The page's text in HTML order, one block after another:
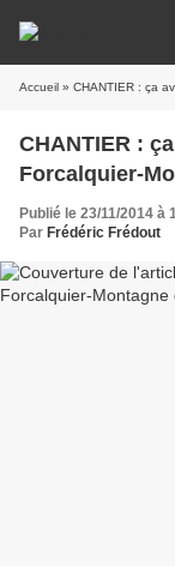
Accueil » CHANTIER : ça
CHANTIER :
Forcalquier-
Publié le 23/11/2014 à
Par Frédéric Frédout